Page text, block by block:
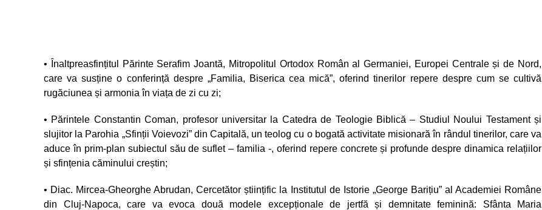
• Înaltpreasfințitul Părinte Serafim Joantă, Mitropolitul Ortodox Român al Germaniei, Europei Centrale și de Nord,
care va susține o conferință despre „Familia, Biserica cea mică”, oferind tinerilor repere despre cum se cultivă
rugăciunea și armonia în viața de zi cu zi;
• Părintele Constantin Coman, profesor universitar la Catedra de Teologie Biblică – Studiul Noului Testament și
slujitor la Parohia „Sfinții Voievozi” din Capitală, un teolog cu o bogată activitate misionară în rândul tinerilor, care va
aduce în prim-plan subiectul său de suflet – familia -, oferind repere concrete și profunde despre dinamica relațiilor
și sfințenia căminului creștin;
• Diac. Mircea-Gheorghe Abrudan, Cercetător științific la Institutul de Istorie „George Barițiu” al Academiei Române
din Cluj-Napoca, care va evoca două modele excepționale de jertfă și demnitate feminină: Sfânta Maria